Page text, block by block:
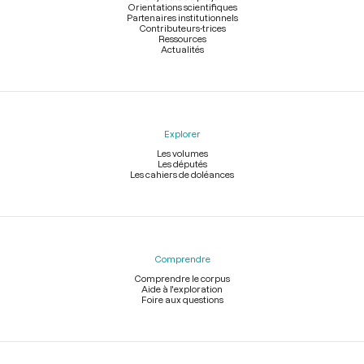
Orientations scientifiques
Partenaires institutionnels
Contributeurs-trices
Ressources
Actualités
Explorer
Les volumes
Les députés
Les cahiers de doléances
Comprendre
Comprendre le corpus
Aide à l'exploration
Foire aux questions